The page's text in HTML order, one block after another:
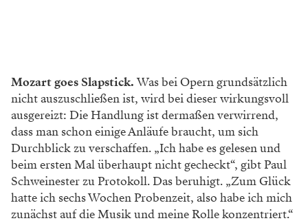
Mozart goes Slapstick.Was bei Opern grundsätzlich
nicht auszuschließen ist, wird bei dieser wirkungsvoll
ausgereizt: Die Handlung ist dermaßen verwirrend,
dass man schon einige Anläufe braucht, um sich
Durchblick zu verschaffen. „Ich habe es gelesen und
beim ersten Mal überhaupt nicht gecheckt“, gibt Paul
Schweinester zu Protokoll. Das beruhigt. „Zum Glück
hatte ich sechs Wochen Probenzeit, also habe ich mich
zunächst auf die Musik und meine Rolle konzentriert.“